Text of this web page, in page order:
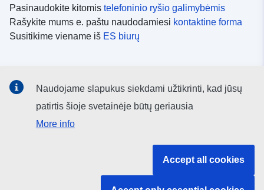
Pasinaudokite kitomis telefoninio ryšio galimybėmis
Rašykite mums e. paštu naudodamiesi kontaktine forma
Susitikime viename iš ES biurų
socialinių tinklų kanalai
Naudojame slapukus siekdami užtikrinti, kad jūsų
patirtis šioje svetainėje būtų geriausia
More info
Accept all cookies